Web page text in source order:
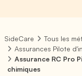
SideCare
Tous les
Assurances Pilote
Assurance RC Pro
chimiques